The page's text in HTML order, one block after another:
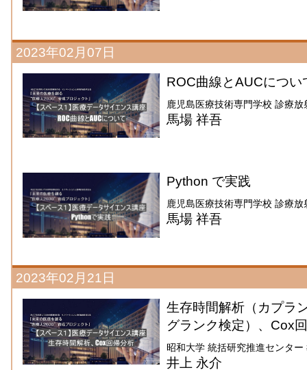
2023年02月07日
ROC曲線とAUCについ
鹿児島医療技術専門学校 診療
馬場 祥吾
Python で実践
鹿児島医療技術専門学校 診療
馬場 祥吾
2023年02月21日
生存時間解析（カプラ
グランク検定）、Cox
昭和大学 統括研究推進センタ
井上 永介